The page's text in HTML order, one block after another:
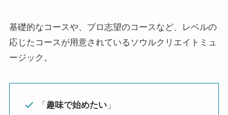
基礎的なコースや、プロ志望のコースなど、レベルの
応じたコースが用意されているソウルクリエイトミュ
ージック。
「 趣味で始めたい 」